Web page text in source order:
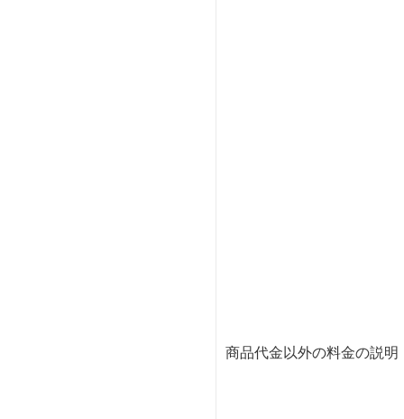
商品代金以外の料金の説明